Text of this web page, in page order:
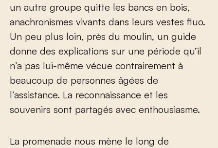
un autre groupe quitte les bancs en bois,
anachronismes vivants dans leurs vestes fluo.
Un peu plus loin, près du moulin, un guide
donne des explications sur une période qu’il
n’a pas lui-même vécue contrairement à
beaucoup de personnes âgées de
l’assistance. La reconnaissance et les
souvenirs sont partagés avec enthousiasme.
La promenade nous mène le long de